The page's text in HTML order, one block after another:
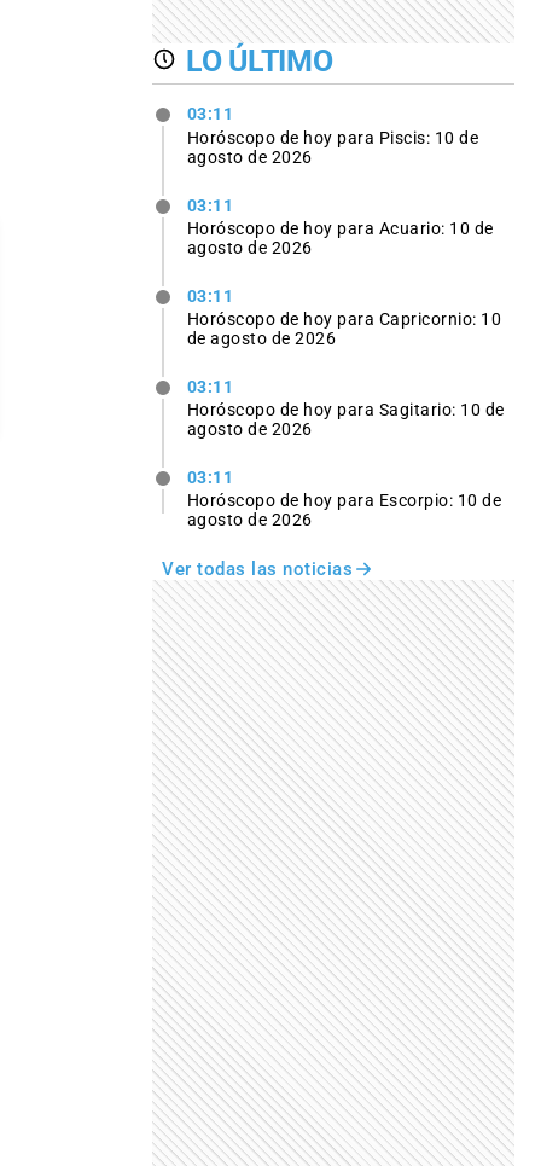
LO ÚLTIMO
03:11
Horóscopo de hoy para Piscis: 10 de
agosto de 2026
03:11
Horóscopo de hoy para Acuario: 10 de
agosto de 2026
03:11
Horóscopo de hoy para Capricornio: 10
de agosto de 2026
03:11
Horóscopo de hoy para Sagitario: 10 de
agosto de 2026
03:11
Horóscopo de hoy para Escorpio: 10 de
agosto de 2026
Ver todas las noticias